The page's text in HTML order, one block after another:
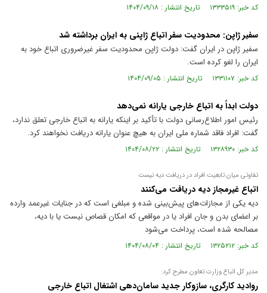
کد خبر: ۱۳۳۳۵۱۹ تاریخ انتشار : ۱۴۰۴/۰۹/۱۸
سفیر ژاپن: محدودیت سفر اتباع ژاپنی به ایران برداشته شد
سفیر ژاپن در ایران گفت: دولت ژاپن محدودیت سفر غیرضروری اتباع خود به
ایران را لغو کرده است.
کد خبر: ۱۳۳۱۱۰۷ تاریخ انتشار : ۱۴۰۴/۰۹/۰۵
دولت ابداً به اتباع خارجی یارانه نمی‌دهد
رئیس امور اطلاع‌رسانی دولت با تأکید بر اینکه یارانه به اتباع خارجی تعلق ندارد،
گفت: افراد فاقد شماره ملی ایران به هیچ عنوان یارانه دریافت نخواهند کرد.
کد خبر: ۱۳۲۸۹۳۰ تاریخ انتشار : ۱۴۰۴/۰۸/۲۲
تفاوتی میان تابعیت افراد در دریافت دیه نیست
اتباع غیرمجاز دیه دریافت می‌کنند
دیه یکی از مجازات‌های پیش‌بینی شده و مبلغی است که در جنایات غیر‌عمد وارده
بر اعضای بدن و جان افراد یا در مواقعی که امکان قصاص نیست یا با دیه،
مصالحه شده است، پرداخت می‌شود
کد خبر: ۱۳۲۵۲۱۲ تاریخ انتشار : ۱۴۰۴/۰۸/۰۴
مدیر کل اتباع وزارت تعاون مطرح کرد:
روادید کارگری، سازوکار جدید سامان‌دهی اشتغال اتباع خارجی